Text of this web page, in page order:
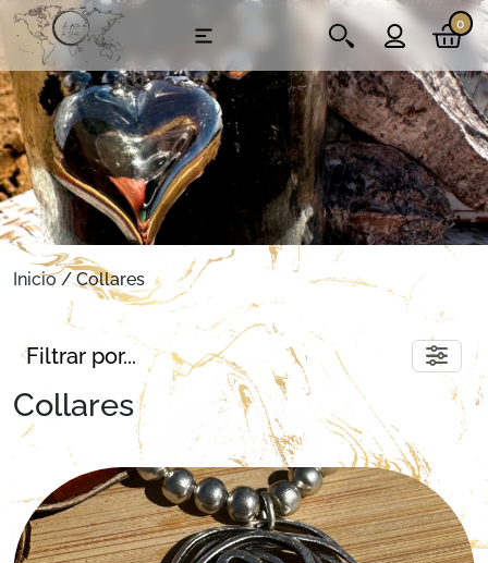
0
Inicio/ Collares
Filtrar por...
Collares